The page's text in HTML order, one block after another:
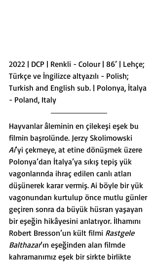
2022 | DCP | Renkli - Colour | 86’ | Lehçe;
Türkçe ve İngilizce altyazılı - Polish;
Turkish and English sub. | Polonya, İtalya
- Poland, Italy
Hayvanlar âleminin en çilekeşi eşek bu
filmin başrolünde. Jerzy Skolimowski
Ai’yi çekmeye, at etine dönüşmek üzere
Polonya’dan İtalya’ya sıkış tepiş yük
vagonlarında ihraç edilen canlı atları
düşünerek karar vermiş. Ai böyle bir yük
vagonundan kurtulup önce mutlu günler
geçiren sonra da büyük hüsran yaşayan
bir eşeğin hikâyesini anlatıyor. İlhamını
Robert Bresson’un kült filmi Rastgele
Balthazar’ın eşeğinden alan filmde
kahramanımız eşek bir sirkte birlikte